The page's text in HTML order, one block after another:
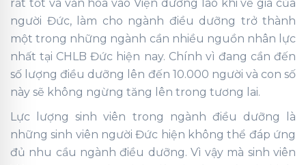
rất tốt và văn hóa vào Viện dưỡng lão khi về già của
người Đức, làm cho ngành điều dưỡng trở thành
một trong những ngành cần nhiều nguồn nhân lực
nhất tại CHLB Đức hiện nay. Chính vì đang cần đến
số lượng điều dưỡng lên đến 10.000 người và con số
này sẽ không ngừng tăng lên trong tương lai.
Lực lượng sinh viên trong ngành điều dưỡng là
những sinh viên người Đức hiện không thể đáp ứng
đủ nhu cầu ngành điều dưỡng. Vì vậy mà sinh viên